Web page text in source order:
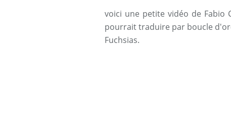
voici une petite vidéo de Fabio
pourrait traduire par boucle
Fuchsias.